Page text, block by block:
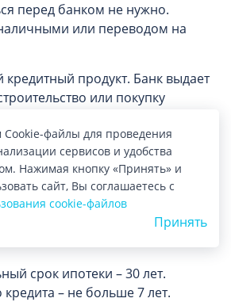
перед банком не нужно.
или переводом на
кредитный продукт. Банк выдает
или покупку
нельзя – объект становится
что продавать, дарить его или
можно только с
организации.
срок ипотеки – 30 лет.
кредита – не больше 7 лет.
файлы для проведения
сервисов и удобства
Нажимая кнопку «Принять» и
сайт, Вы соглашаетесь с
cookie-файлов
Принять